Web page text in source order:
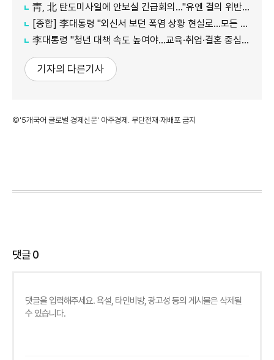
靑, 北 탄도미사일에 안보실 긴급회의…"유엔 결의 위반, 즉각 중단 촉구"
[종합] 李대통령 "외신서 보던 폭염 상황 현실로…모든 행정력 총동원하라"
李대통령 "청년 대책 속도 높여야…교육·취업·결혼 중심 정책 재편"
기자의 다른기사
©'5개국어 글로벌 경제신문' 아주경제. 무단전재·재배포 금지
댓글0